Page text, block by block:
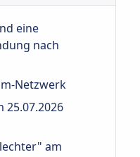
eine
nach
Netzwerk
25.07.2026
am